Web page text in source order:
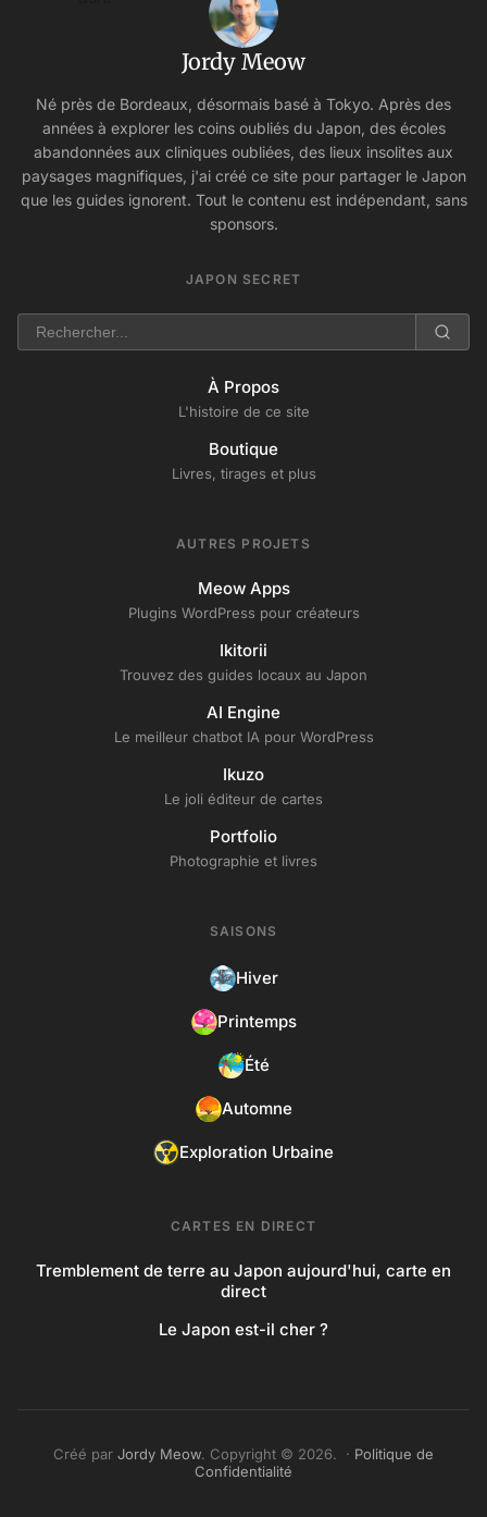
Jordy Meow
Né près de Bordeaux, désormais basé à Tokyo. Après des
années à explorer les coins oubliés du Japon, des écoles
abandonnées aux cliniques oubliées, des lieux insolites aux
paysages magnifiques, j'ai créé ce site pour partager le Japon
que les guides ignorent. Tout le contenu est indépendant, sans
sponsors.
JAPON SECRET
À Propos
L'histoire de ce site
Boutique
Livres, tirages et plus
AUTRES PROJETS
Meow Apps
Plugins WordPress pour créateurs
Ikitorii
Trouvez des guides locaux au Japon
AI Engine
Le meilleur chatbot IA pour WordPress
Ikuzo
Le joli éditeur de cartes
Portfolio
Photographie et livres
SAISONS
Hiver
Printemps
Été
Automne
Exploration Urbaine
CARTES EN DIRECT
Tremblement de terre au Japon aujourd'hui, carte en
direct
Le Japon est-il cher ?
Créé par Jordy Meow. Copyright © 2026. · Politique de
Confidentialité